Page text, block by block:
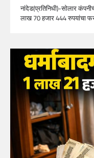
नांदेड(प्रतिनिधी)-सोलार
लाख 70 हजार 444 रुपयांचा